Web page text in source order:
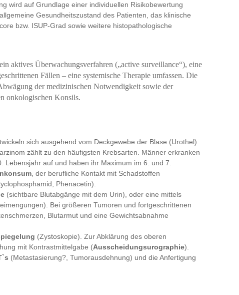
wird auf Grundlage einer individuellen Risikobewertung
Gesundheitszustand des Patienten, das klinische
bzw. ISUP-Grad sowie weitere histopathologische
aktives Überwachungsverfahren („active surveillance“), eine
Fällen – eine systemische Therapie umfassen. Die
der medizinischen Notwendigkeit sowie der
onkologischen Konsils.
sich ausgehend vom Deckgewebe der Blase (Urothel).
zählt zu den häufigsten Krebsarten. Männer erkranken
auf und haben ihr Maximum im 6. und 7.
, der berufliche Kontakt mit Schadstoffen
Phenacetin).
(sichtbare Blutabgänge mit dem Urin), oder eine mittels
Bei größeren Tumoren und fortgeschrittenen
Blutarmut und eine Gewichtsabnahme
(Zystoskopie). Zur Abklärung des oberen
mit Kontrastmittelgabe (Ausscheidungsurographie).
(Metastasierung?, Tumorausdehnung) und die Anfertigung